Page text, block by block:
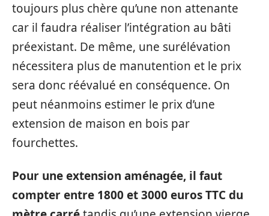
toujours plus chère qu’une non attenante
car il faudra réaliser l’intégration au bâti
préexistant. De même, une surélévation
nécessitera plus de manutention et le prix
sera donc réévalué en conséquence. On
peut néanmoins estimer le prix d’une
extension de maison en bois par
fourchettes.
Pour une extension aménagée, il faut
compter entre 1800 et 3000 euros TTC du